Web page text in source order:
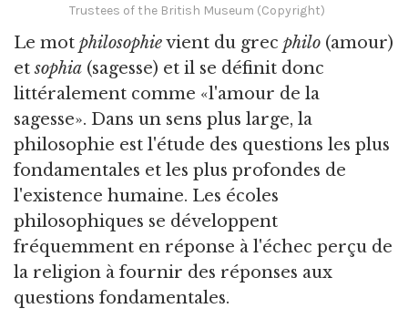
Trustees of the British Museum (Copyright)
Le mot philosophievient du grec philo (amour)
etsophia (sagesse) et il se définit donc
littéralement comme «l'amour de la
sagesse». Dans un sens plus large, la
philosophie est l'étude des questions les plus
fondamentales et les plus profondes de
l'existence humaine. Les écoles
philosophiques se développent
fréquemment en réponse à l'échec perçu de
la religion à fournir des réponses aux
questions fondamentales.